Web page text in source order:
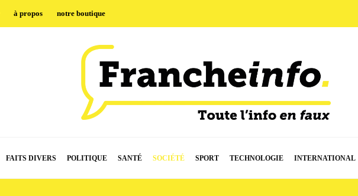
à propos notre boutique
FAITS DIVERS POLITIQUE SANTÉ SOCIÉTÉ SPORT TECHNOLOGIE INTERNATIONAL